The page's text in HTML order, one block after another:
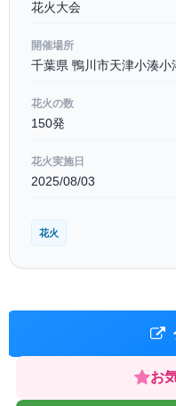
花火大会
開催場所
千葉県 鴨川市天津小湊小
花火の数
150発
花火実施日
2025/08/03
花火
お